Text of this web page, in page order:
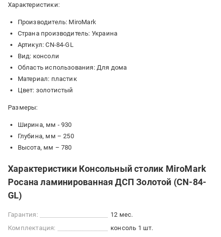
Характеристики:
Производитель: MiroMark
Страна производитель: Украина
Артикул: CN-84-GL
Вид: консоли
Область использования: Для дома
Материал: пластик
Цвет: золотистый
Размеры:
Ширина, мм - 930
Глубина, мм – 250
Высота, мм – 780
Характеристики Консольный столик MiroMark
Росана ламинированная ДСП Золотой (CN-84-
GL)
Гарантия:
12 мес.
Комплектация:
консоль 1 шт.